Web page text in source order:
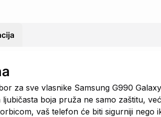
za sve vlasnike Samsung G990
boja pruža ne samo zaštitu,
vaš telefon će biti sigurniji nego